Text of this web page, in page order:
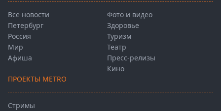
Все новости
Петербург
Россия
Мир
Афиша
Фото и видео
Здоровье
Туризм
Театр
Пресс-релизы
Кино
ПРОЕКТЫ METRO
Стримы